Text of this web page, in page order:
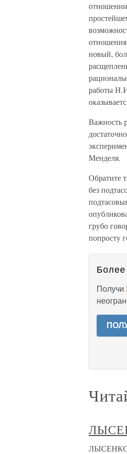
новый,
работы
Важность
Менделя.
Обратите
без
грубо
попросту
Более
Получи
ЛЫСЕНКО